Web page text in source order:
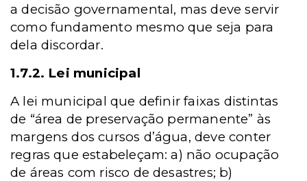
a decisão governamental, mas deve servir
como fundamento mesmo que seja para
dela discordar.
1.7.2. Lei municipal
A lei municipal que definir faixas distintas
de “área de preservação permanente” às
margens dos cursos d’água, deve conter
regras que estabeleçam: a) não ocupação
de áreas com risco de desastres; b)